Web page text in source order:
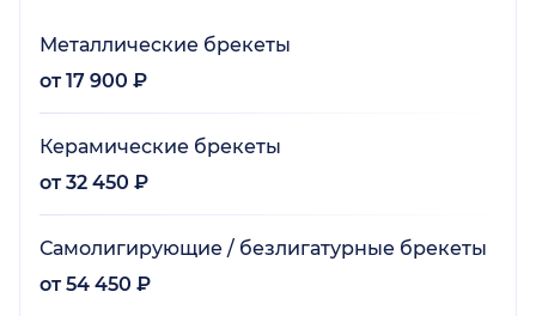
Металлические брекеты
от 17 900 ₽
Керамические брекеты
от 32 450 ₽
Самолигирующие / безлигатурные брекеты
от 54 450 ₽